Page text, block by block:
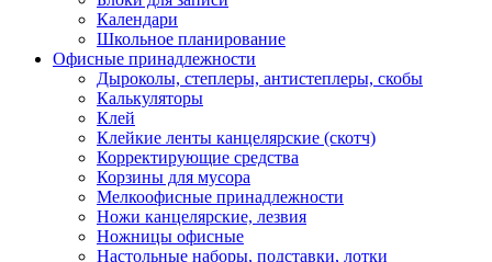
Календари
Школьное планирование
Офисные принадлежности
Дыроколы, степлеры, антистеплеры, скобы
Калькуляторы
Клей
Клейкие ленты канцелярские (скотч)
Корректирующие средства
Корзины для мусора
Мелкоофисные принадлежности
Ножи канцелярские, лезвия
Ножницы офисные
Настольные наборы, подставки, лотки